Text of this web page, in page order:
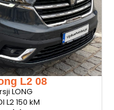
L2 08
LONG
L2 150 kM